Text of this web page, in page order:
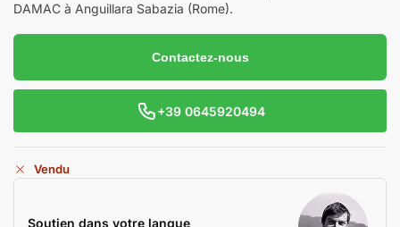
DAMAC à Anguillara Sabazia (Rome).
Contactez-nous
+39 0645920494
Vendu
Soutien dans votre langue